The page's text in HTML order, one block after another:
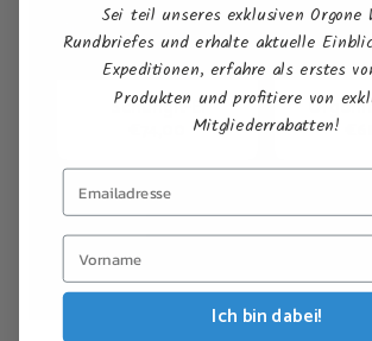
Schungit-Ei
Shop All Products →
Sei teil unseres exklusiven Orgone
Rundbriefes und erhalte aktuelle
Expeditionen, erfahre als erstes
Produkten und profitiere von
Mitgliederrabatten!
Ich bin dabei!